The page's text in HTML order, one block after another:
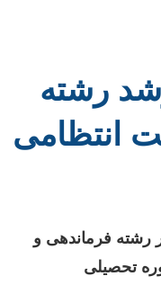
رشته
انتظامی
رشته فرماندهی و
تحصیلی